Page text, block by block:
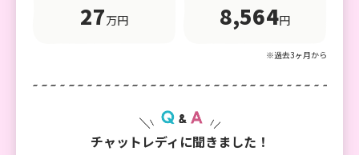
27万円 8,564円
※過去3ヶ月から
チャットレディに聞きました！